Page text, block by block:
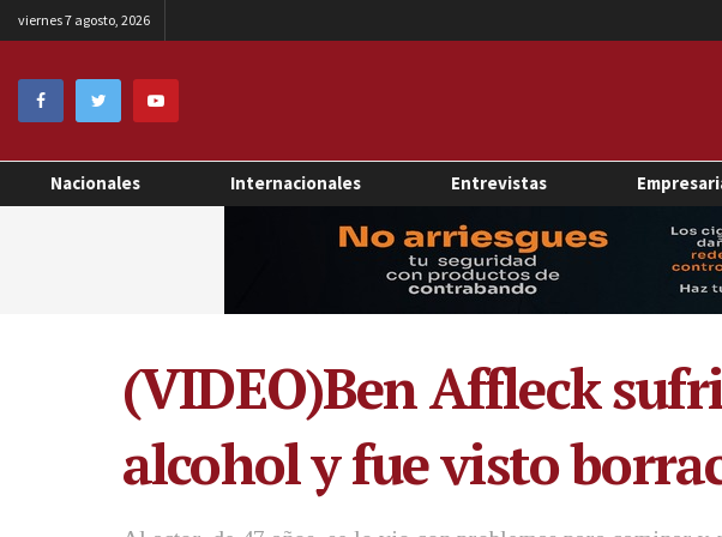
viernes 7 agosto, 2026
Nacionales Internacionales Entrevistas
(VIDEO)Ben Affleck
alcohol y fue visto